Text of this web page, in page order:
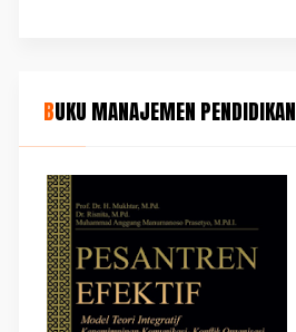
BUKU MANAJEMEN PENDIDIKAN